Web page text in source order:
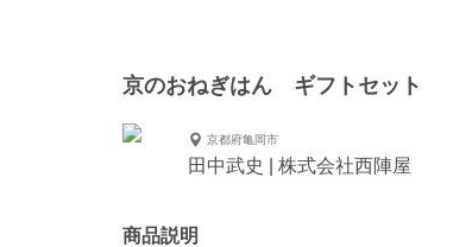
京のおねぎはん ギフトセット
京都府亀岡市
田中武史 | 株式会社西陣屋
商品説明